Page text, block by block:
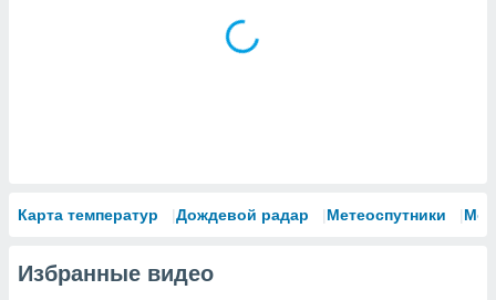
Карта температур Дождевой радар Метеоспутники
Избранные видео